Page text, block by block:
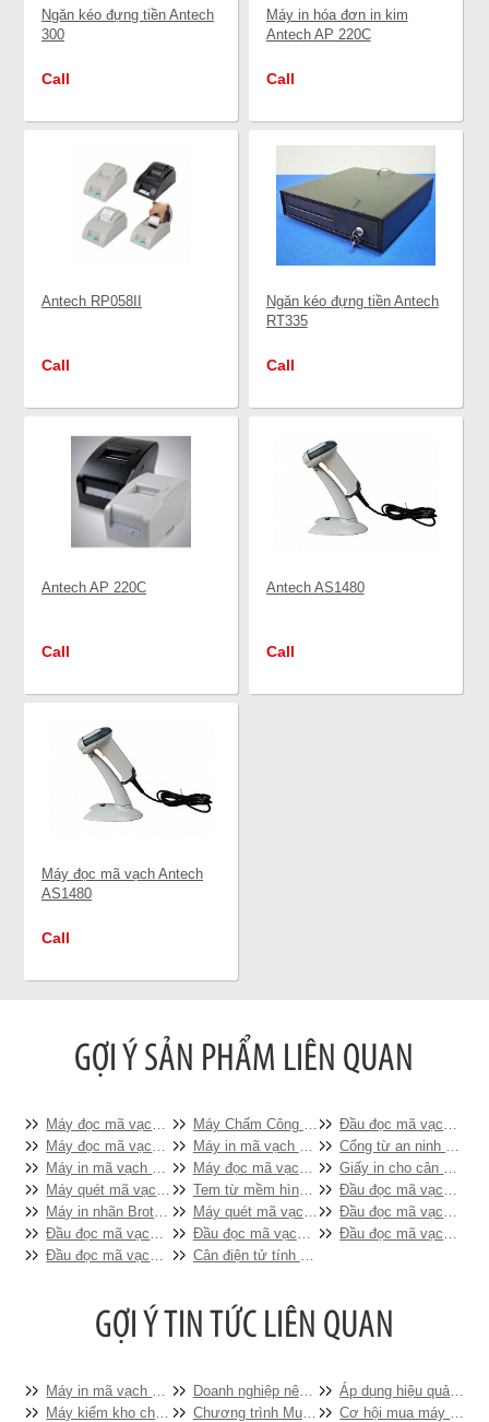
Ngăn kéo đựng tiền Antech
300
Call
Máy in hóa đơn in kim
Antech AP 220C
Call
Antech RP058II
Call
Ngăn kéo đựng tiền Antech
RT335
Call
Antech AP 220C
Call
Antech AS1480
Call
Máy đọc mã vạch Antech
AS1480
Call
Máy đọc mã vạch Zebra LS2208 Máy Chấm Công RONALD JACK F19 (vân tay, thẻ từ, kiểm soát cửa)
Đầu đọc mã vạch cầm tay DATALOGIC QSImager QD2130
Máy đọc mã vạch không dây MT2000
Máy in mã vạch TOSHIBA B-SX5T-TS22
Cổng từ an ninh siêu thị Eguard EG-3368W
Máy in mã vạch Printronix T5000r
Máy đọc mã vạch Zebex Z3100 ( không chân đế)
Giấy in cho cân điện tử in tem (58x40)
Máy quét mã vạch Datalogic Magellan 800i(2D)
Tem từ mềm hình vuông
Đầu đọc mã vạch để bàn Datalogic MAGELLAN 2200VS
Máy in nhãn Brother PT-E550WVP
Máy quét mã vạch Datalogic Magellan™ 800i (1D)
Đầu đọc mã vạch Zebex Z-3220
Đầu đọc mã vạch Không dây Zebex Z 3191 BT
Đầu đọc mã vạch Zebex Z-3190
Đầu đọc mã vạch INTERMEC SR30
Đầu đọc mã vạch Không dây Symbol LS4278
Cân điện tử tính tiền Topcash AL-S31
Máy in mã vạch Datamax I4212 – Sự lựa chọn hoàn hảo cho siêu thị, DN sản xuất Doanh nghiệp nên dùng máy chấm công vân tay nào là tốt
Áp dụng hiệu quả mã số mã vạch trong quản lý siêu thị
Máy kiểm kho chuyên dụng chất lượng nhất MOTOROLA MC2180
Chương trình Mua hàng giá rẻ được tặng thẻ mua hàng
Cơ hội mua máy in mã vạch giá ưu đãi cho cửa hàng, siêu thị, khu công nghiệp